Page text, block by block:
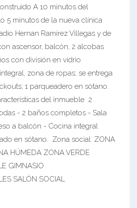
A 10 minutos del
5 minutos de la nueva clínica
Hernan Ramírez Villegas y de
ascensor, balcón, 2 alcobas
con división en vidrio
zona de ropas; se entrega
1 parqueadero en sótano.
del inmueble 2
- 2 baños completos - Sala
a balcón - Cocina integral
en sótano. Zona social: ZONA
HÚMEDA ZONA VERDE
GIMNASIO
SALÓN SOCIAL